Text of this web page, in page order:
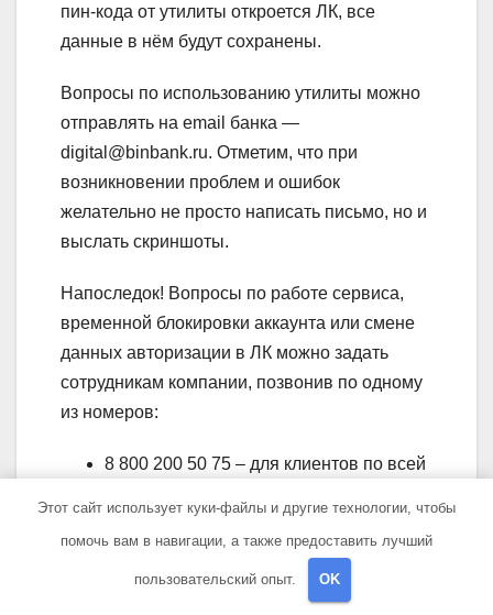
пин-кода от утилиты откроется ЛК, все
данные в нём будут сохранены.
Вопросы по использованию утилиты можно
отправлять на email банка —
digital@binbank.ru. Отметим, что при
возникновении проблем и ошибок
желательно не просто написать письмо, но и
выслать скриншоты.
Напоследок! Вопросы по работе сервиса,
временной блокировки аккаунта или смене
данных авторизации в ЛК можно задать
сотрудникам компании, позвонив по одному
из номеров:
8 800 200 50 75 – для клиентов по всей
и клиентов за рубежом.
8 800 200 37 00 – для связи на случай
Этот сайт использует куки-файлы и другие технологии, чтобы
помочь вам в навигации, а также предоставить лучший
пользовательский опыт. OK